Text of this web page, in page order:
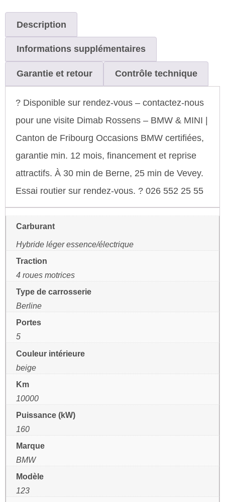
Description
Informations supplémentaires
Garantie et retour Contrôle technique
? Disponible sur rendez-vous – contactez-nous
pour une visite Dimab Rossens – BMW & MINI |
Canton de Fribourg Occasions BMW certifiées,
garantie min. 12 mois, financement et reprise
attractifs. À 30 min de Berne, 25 min de Vevey.
Essai routier sur rendez-vous. ? 026 552 25 55
Carburant
Hybride léger essence/électrique
Traction
4 roues motrices
Type de carrosserie
Berline
Portes
5
Couleur intérieure
beige
Km
10000
Puissance (kW)
160
Marque
BMW
Modèle
123